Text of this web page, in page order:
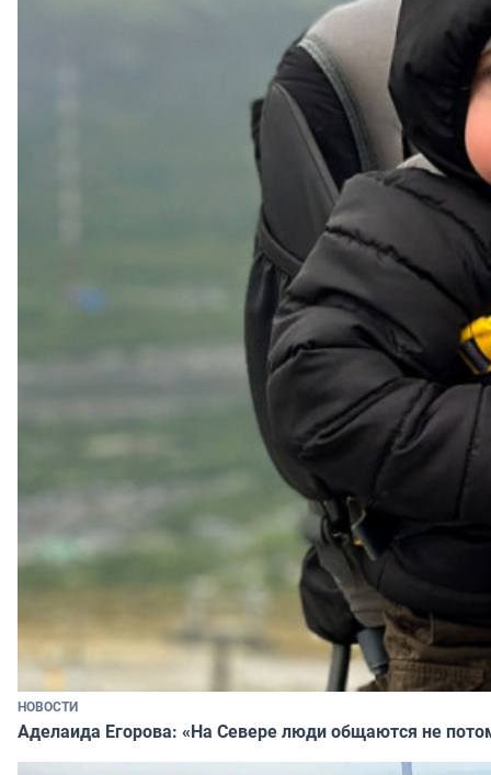
НОВОСТИ
Аделаида Егорова: «На Севере люди общаются не